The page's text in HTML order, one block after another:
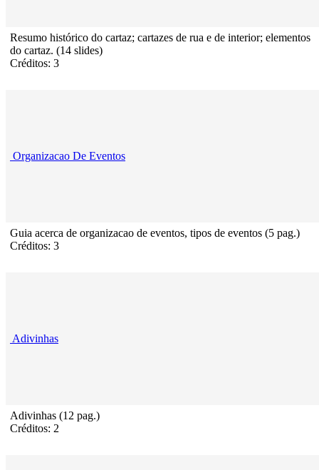
Resumo histórico do cartaz; cartazes de rua e de interior; elementos
do cartaz. (14 slides)
Créditos: 3
Organizacao De Eventos
Guia acerca de organizacao de eventos, tipos de eventos (5 pag.)
Créditos: 3
Adivinhas
Adivinhas (12 pag.)
Créditos: 2